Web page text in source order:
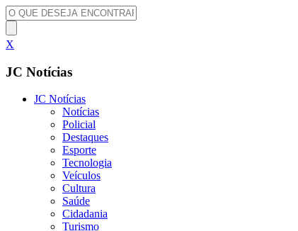
X
JC Notícias
JC Notícias
Notícias
Policial
Destaques
Esporte
Tecnologia
Veículos
Cultura
Saúde
Cidadania
Turismo